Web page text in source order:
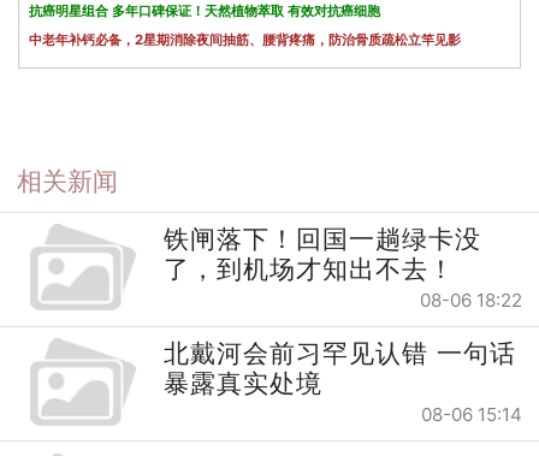
抗癌明星组合 多年口碑保证！天然植物萃取 有效对抗癌细胞
中老年补钙必备，2星期消除夜间抽筋、腰背疼痛，防治骨质疏松立竿见影
相关新闻
铁闸落下！回国一趟绿卡没
了，到机场才知出不去！
08-06 18:22
北戴河会前习罕见认错 一句话
暴露真实处境
08-06 15:14